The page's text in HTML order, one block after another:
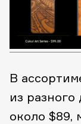
В
из
около $89,